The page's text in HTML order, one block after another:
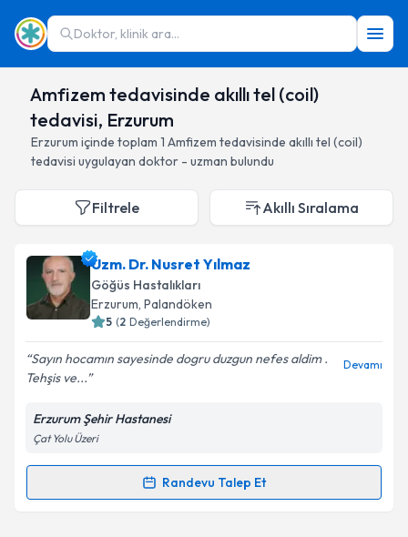
Doktor, klinik ara...
Amfizem tedavisinde akıllı tel (coil)
tedavisi, Erzurum
Erzurum içinde toplam 1 Amfizem tedavisinde akıllı tel (coil)
tedavisi uygulayan doktor - uzman bulundu
Filtrele Akıllı Sıralama
Uzm. Dr. Nusret Yılmaz
Göğüs Hastalıkları
Erzurum, Palandöken
5 (2 Değerlendirme)
Sayın hocamın sayesinde dogru duzgun nefes aldim .
Tehşis ve...
Devamı
Erzurum Şehir Hastanesi
Çat Yolu Üzeri
Randevu Talep Et
Randevu Takvimi Talebi